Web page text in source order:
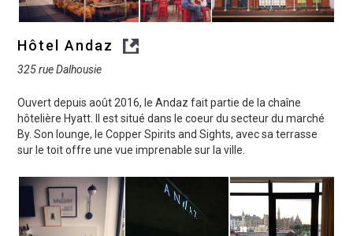
Hôtel Andaz
325 rue Dalhousie
Ouvert depuis août 2016, le Andaz fait partie de la chaîne
hôtelière Hyatt. Il est situé dans le coeur du secteur du marché
By. Son lounge, le Copper Spirits and Sights, avec sa terrasse
sur le toit offre une vue imprenable sur la ville.